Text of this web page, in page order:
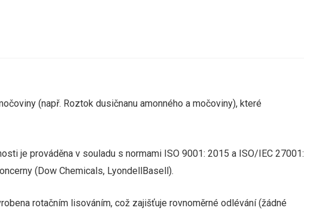
(např. Roztok dusičnanu amonného a močoviny), které
je prováděna v souladu s normami ISO 9001: 2015 a ISO/IEC 27001:
(Dow Chemicals, LyondellBasell).
rotačním lisováním, což zajišťuje rovnoměrné odlévání (žádné